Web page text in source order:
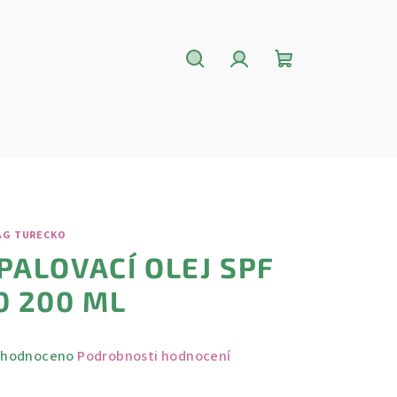
TURECKO
OLEJ SPF
200 ML
Podrobnosti hodnocení